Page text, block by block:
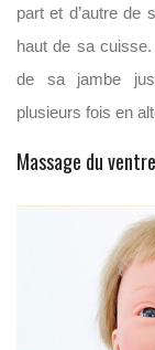
part et d’autre de
haut de sa
de sa jambe
plusieurs fois en
Massage du